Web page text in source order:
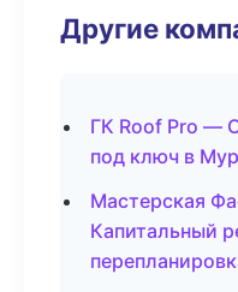
Другие
ГК Roof Pro —
под ключ в
Мастерская
Капитальный